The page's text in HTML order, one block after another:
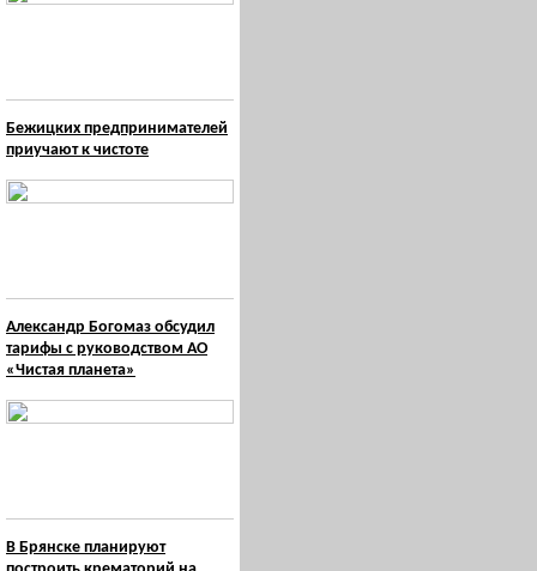
Бежицких предпринимателей
приучают к чистоте
Александр Богомаз обсудил
тарифы с руководством АО
«Чистая планета»
В Брянске планируют